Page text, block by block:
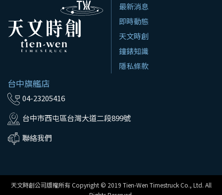
台中旗艦店
04-23205416
台中市西屯區台灣大道二段899號
聯絡我們
最新消息
即時動態
天文時創
鐘錶知識
隱私條款
天文時創公司版權所有 Copyright © 2019 Tien-Wen Timestruck Co., Ltd. All